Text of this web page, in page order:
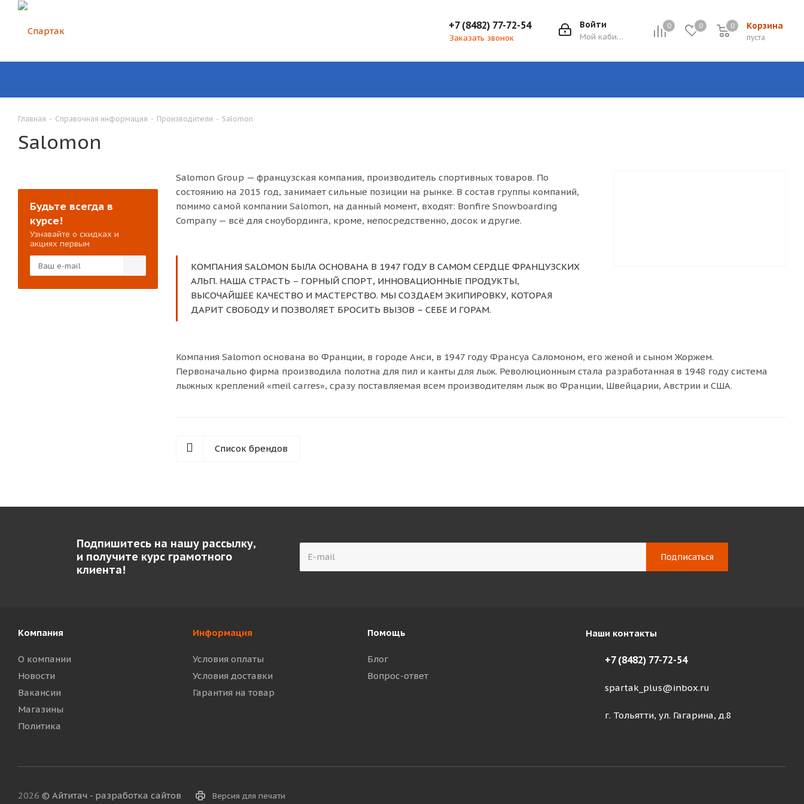
0 0 Корзина
0
пуста
0
Войти
Мой кабинет
+7 (8482) 77-72-54
Заказать звонок
Главная - Справочная информация - Производители - Salomon
Salomon
Salomon Group — французская компания, производитель спортивных товаров. По
состоянию на 2015 год, занимает сильные позиции на рынке. В состав группы компаний,
помимо самой компании Salomon, на данный момент, входят: Bonfire Snowboarding
Company — всё для сноубординга, кроме, непосредственно, досок и другие.
КОМПАНИЯ SALOMON БЫЛА ОСНОВАНА В 1947 ГОДУ В САМОМ СЕРДЦЕ ФРАНЦУЗСКИХ
АЛЬП. НАША СТРАСТЬ – ГОРНЫЙ СПОРТ, ИННОВАЦИОННЫЕ ПРОДУКТЫ,
ВЫСОЧАЙШЕЕ КАЧЕСТВО И МАСТЕРСТВО. МЫ СОЗДАЕМ ЭКИПИРОВКУ, КОТОРАЯ
ДАРИТ СВОБОДУ И ПОЗВОЛЯЕТ БРОСИТЬ ВЫЗОВ – СЕБЕ И ГОРАМ.
Компания Salomon основана во Франции, в городе Анси, в 1947 году Франсуа Саломоном, его женой и сыном Жоржем.
Первоначально фирма производила полотна для пил и канты для лыж. Революционным стала разработанная в 1948 году система
лыжных креплений «meil carres», сразу поставляемая всем производителям лыж во Франции, Швейцарии, Австрии и США.
Список брендов
Будьте всегда в
курсе!
Узнавайте о скидках и
акциях первым
Подпишитесь на нашу рассылку,
и получите курс грамотного
клиента!
Компания
О компании
Новости
Вакансии
Магазины
Политика
Информация
Условия оплаты
Условия доставки
Гарантия на товар
Помощь
Блог
Вопрос-ответ
Наши контакты
+7 (8482) 77-72-54
spartak_plus@inbox.ru
г. Тольятти, ул. Гагарина, д.8
2026 © Айтитач - разработка сайтов Версия для печати